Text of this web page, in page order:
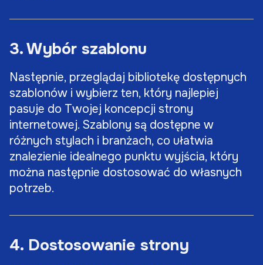
3. Wybór szablonu
Następnie, przeglądaj bibliotekę dostępnych
szablonów i wybierz ten, który najlepiej
pasuje do Twojej koncepcji strony
internetowej. Szablony są dostępne w
różnych stylach i branżach, co ułatwia
znalezienie idealnego punktu wyjścia, który
można następnie dostosować do własnych
potrzeb.
4. Dostosowanie strony